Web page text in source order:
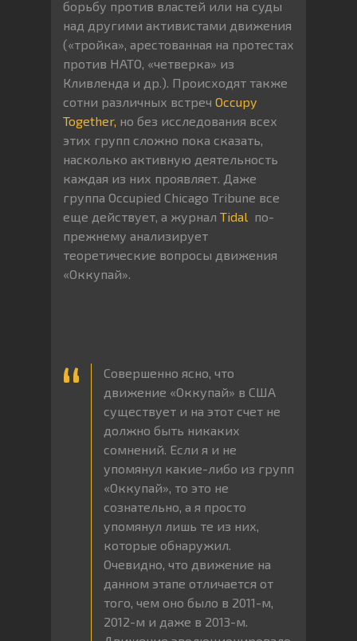
борьбу против властей или на суды
над другими активистами движения
(«тройка», арестованная на протестах
против НАТО, «четверка» из
Кливленда и др.). Происходят также
сотни различных встреч Occupy
Together, но без исследования всех
этих групп сложно пока сказать,
насколько активную деятельность
каждая из них проявляет. Даже
группа Occupied Chicago Tribune все
еще действует, а журнал Tidal по-
прежнему анализирует
теоретические вопросы движения
«Оккупай».
Совершенно ясно, что
движение «Оккупай» в США
существует и на этот счет не
должно быть никаких
сомнений. Если я и не
упомянул какие-либо из групп
«Оккупай», то это не
сознательно, а я просто
упомянул лишь те из них,
которые обнаружил.
Очевидно, что движение на
данном этапе отличается от
того, чем оно было в 2011-м,
2012-м и даже в 2013-м.